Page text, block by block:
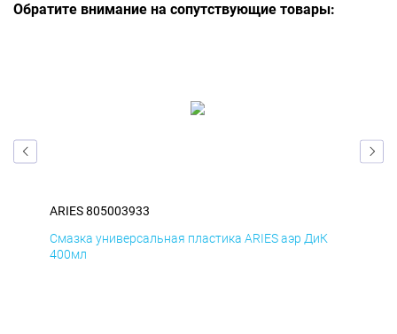
Обратите внимание на сопутствующие товары:
ARIES 805003933
Смазка универсальная пластика ARIES аэр ДиК
400мл